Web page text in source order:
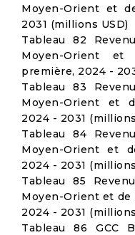
Moyen-Orient et
2031 (millions USD)
Tableau 82
Moyen-Orient
première, 2024 -
Tableau 83
Moyen-Orient et
2024 - 2031
Tableau 84
Moyen-Orient et
2024 - 2031
Tableau 85
Moyen-Orient et
2024 - 2031
Tableau 86 GCC